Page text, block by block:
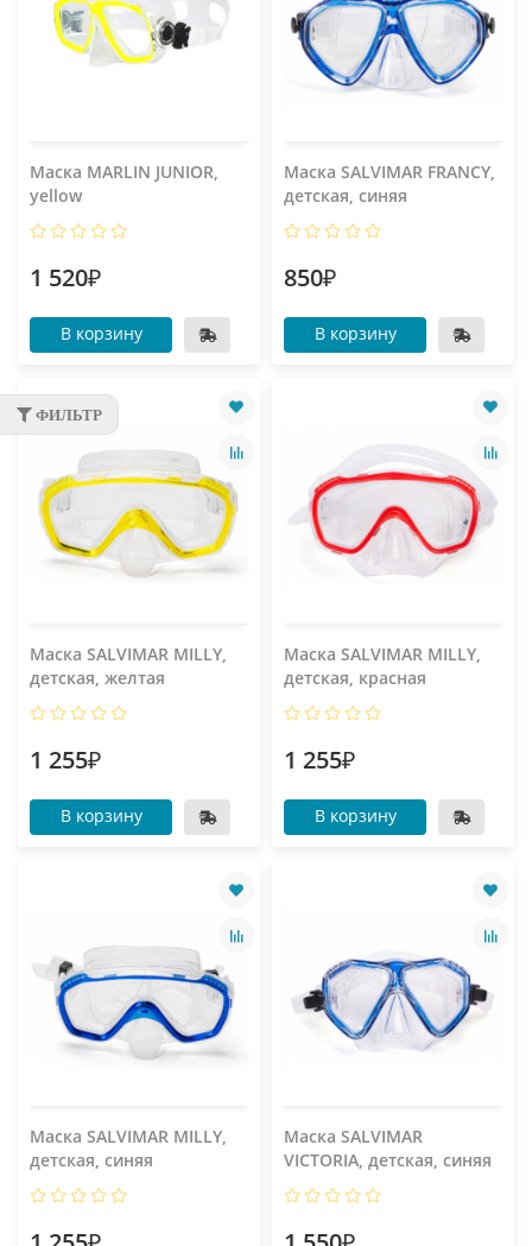
ФИЛЬТР
Маска MARLIN JUNIOR,
yellow
1 520₽
В корзину
Маска SALVIMAR FRANCY,
детская, синяя
850₽
В корзину
Маска SALVIMAR MILLY,
детская, желтая
1 255₽
В корзину
Маска SALVIMAR MILLY,
детская, красная
1 255₽
В корзину
Маска SALVIMAR MILLY,
детская, синяя
Маска SALVIMAR
VICTORIA, детская, синяя